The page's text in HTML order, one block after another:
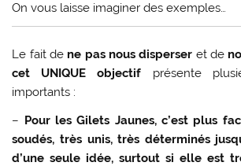
On vous laisse imaginer des exemples…
Le fait de ne pas nous disperser et de
cet UNIQUE objectif présente
importants :
– Pour les Gilets Jaunes, c’est plus
soudés, très unis, très déterminés
d’une seule idée, surtout si elle est